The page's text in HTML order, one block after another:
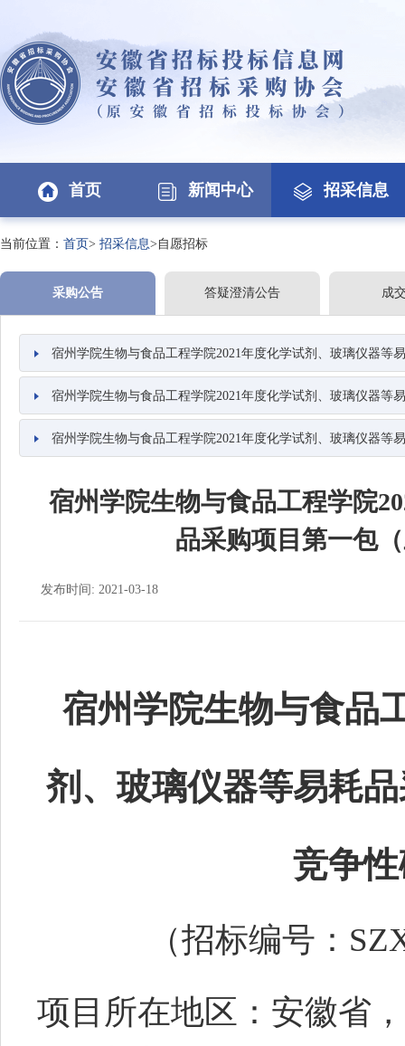
首页 新闻中心 招采信息
当前位置： 首页> 招采信息>自愿招标
采购公告 答疑澄清公告 成
宿州学院生物与食品工程学院2021年度化学试剂、玻璃仪器等易耗
宿州学院生物与食品工程学院2021年度化学试剂、玻璃仪器等
宿州学院生物与食品工程学院2021年度化学试剂、玻璃仪器等
宿州学院生物与食品工程学院
品采购项目第一包
发布时间: 2021-03-18
宿州学院生物与食品
剂、玻璃仪器等易耗
竞争
（招标编号：
项目所在地区：安徽省